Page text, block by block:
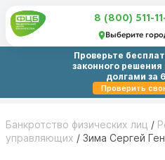
8 (800) 511-
Выберите
Проверьте
законного
долгами за
Проверить
Банкротство физических лиц /
управляющих / Зима Сергей